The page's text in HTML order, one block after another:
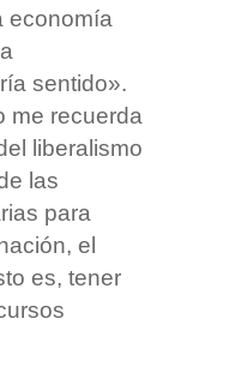
economía
sentido».
me recuerda
liberalismo
las
para
el
es, tener